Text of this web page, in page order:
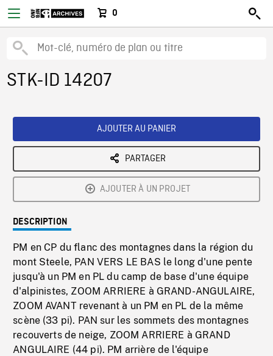
0
STK-ID 14207
AJOUTER AU PANIER
PARTAGER
AJOUTER À UN PROJET
DESCRIPTION
PM en CP du flanc des montagnes dans la région du
mont Steele, PAN VERS LE BAS le long d'une pente
jusqu'à un PM en PL du camp de base d'une équipe
d'alpinistes, ZOOM ARRIERE à GRAND-ANGULAIRE,
ZOOM AVANT revenant à un PM en PL de la même
scène (33 pi). PAN sur les sommets des montagnes
recouverts de neige, ZOOM ARRIERE à GRAND
ANGULAIRE (44 pi). PM arrière de l'équipe